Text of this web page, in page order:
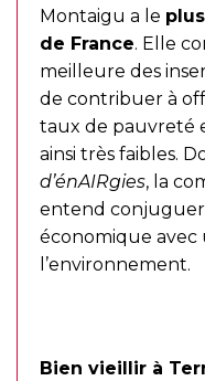
Montaigu a le
de France. Elle
meilleure des
de contribuer à
taux de pauvreté
ainsi très faibles.
d’énAIRgies, la
entend
économique
l’environnement.
Bien vieillir à